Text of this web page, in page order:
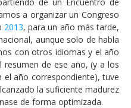
a organizar un Congreso
2013, para un año más tarde,
aunque solo de habla
con otros idiomas y el año
resumen de ese año, (y a los
el año correspondiente), tuve
la suficiente madurez
de forma optimizada.